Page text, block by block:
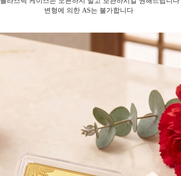
변형에 의한 AS는 불가합니다